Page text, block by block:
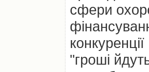
сфери
"гроші